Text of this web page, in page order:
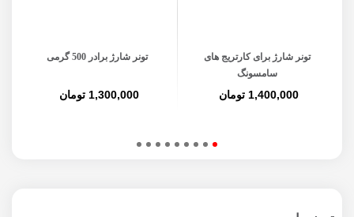
تونر شارژ برای کارتریج های
سامسونگ
1,400,000 تومان
تونر شارژ برادر 500 گرمی
1,300,000 تومان